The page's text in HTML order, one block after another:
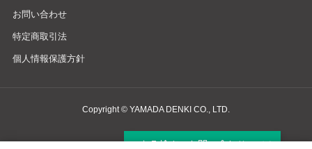
お問い合わせ
特定商取引法
個人情報保護方針
Copyright © YAMADA DENKI CO., LTD.
商品検索・お問い合わせ